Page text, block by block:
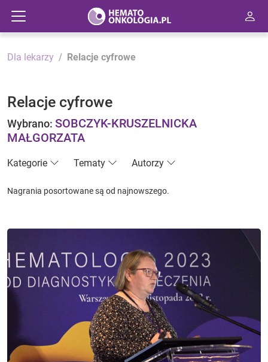
Dla lekarzy Relacje cyfrowe
Relacje cyfrowe
Wybrano: SOBCZYK-KRUSZELNICKA
MAŁGORZATA
Kategorie Tematy Autorzy
Nagrania posortowane są od najnowszego.